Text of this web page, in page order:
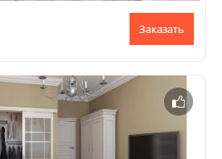
Заказать